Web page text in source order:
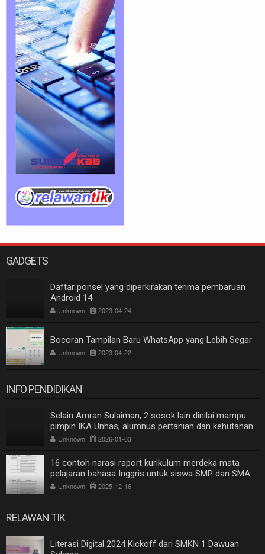
GADGETS
Daftar ponsel yang diperkirakan terima pembaruan
Android 14
Unknown 2023-04-24
Bocoran Tampilan Baru WhatsApp yang Lebih Segar
Unknown 2023-04-22
INFO PENDIDIKAN
Selain Amran Sulaiman, 2 sosok lain dinilai mampu
pimpin IKA Unhas, alumnus pertanian dan kehutanan
Unknown 2026-01-03
16 contoh narasi raport kurikulum merdeka mata
pelajaran bahasa Inggris untuk siswa SMP dan SMA
Unknown 2025-12-16
RELAWAN TIK
Literasi Digital 2024 Kickoff dari SMKN 1 Dawuan